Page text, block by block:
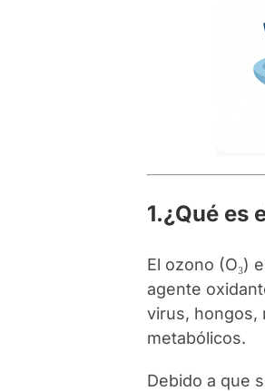
1.¿Qué es
El ozono (O₃)
agente
virus, hongos,
metabólicos.
Debido a que